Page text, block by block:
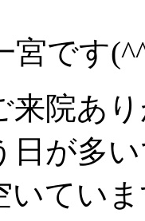
宮です
来院あ
日が多
いてい